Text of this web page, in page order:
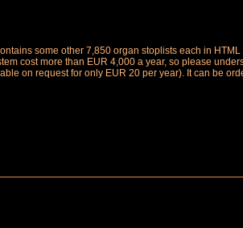
some other 7,850 organ stoplists each in
cost more than EUR 4,000 a year, so please
on request for only EUR 20 per year). It can be